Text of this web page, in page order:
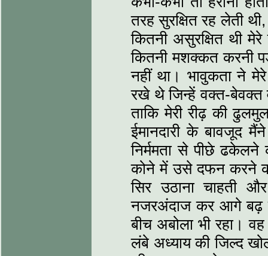
तरह सुरक्षित रह लेती
कितनी असुरक्षित थी
कितनी मशक्कत करनी
नहीं था। भावुकता ने
रखे थे जिन्हें वक्त-बेवक्त
ताकि मेरी रीढ़ की
ईमानदारी के बावजूद
निर्ममता से पीछे
कोने में उसे दफन करने
सिर उठाना चाहती
नजरअंदाज कर आगे बढ़
बीच अबोला भी रहा।
लंबे अध्याय की जिल्द